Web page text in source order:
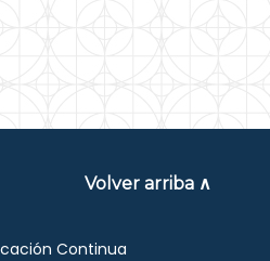
Volver arriba ∧
Continua